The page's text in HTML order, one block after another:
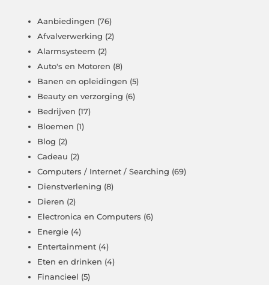
Aanbiedingen (76)
Afvalverwerking (2)
Alarmsysteem (2)
Auto's en Motoren (8)
Banen en opleidingen (5)
Beauty en verzorging (6)
Bedrijven (17)
Bloemen (1)
Blog (2)
Cadeau (2)
Computers / Internet / Searching (69)
Dienstverlening (8)
Dieren (2)
Electronica en Computers (6)
Energie (4)
Entertainment (4)
Eten en drinken (4)
Financieel (5)